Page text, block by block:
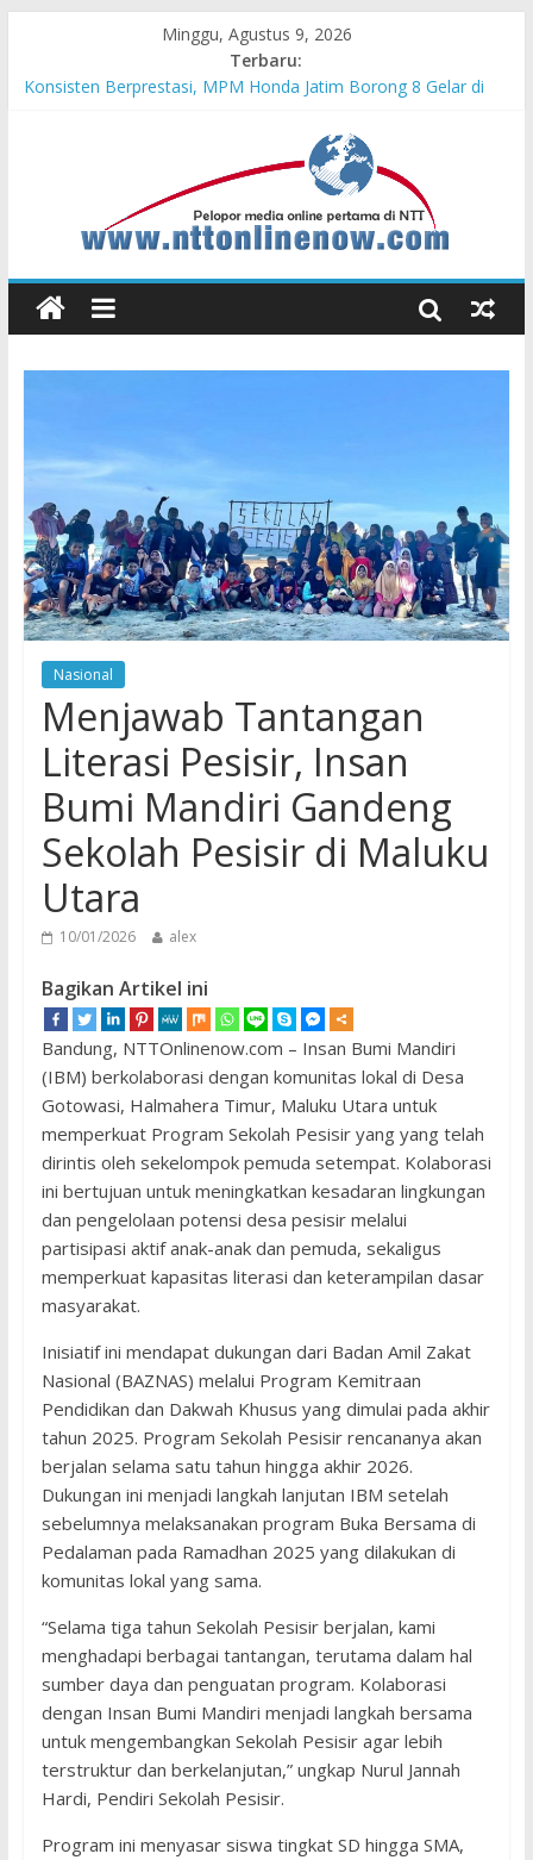
Minggu, Agustus 9, 2026
Terbaru:
Bupati Belu Buka Garuda Sakti Cross Border Fest 2026
Konsisten Berprestasi, MPM Honda Jatim Borong 8 Gelar di
MPM Honda Jatim Kembali Berikan Beasiswa bagi Anak Asuh
MPM Honda Jatim Bersama YBSI Berikan Pemeriksaan dan
Pengobatan Gratis bagi 100 Veteran LVRI
Cross Border, Belu Garda Terdepan NKRI, Harus Jadi Pusat
Pertumbuhan Pariwisata
Nasional
Menjawab Tantangan
Literasi Pesisir, Insan
Bumi Mandiri Gandeng
Sekolah Pesisir di Maluku
Utara
10/01/2026 alex
Bagikan Artikel ini
Bandung, NTTOnlinenow.com – Insan Bumi Mandiri
(IBM) berkolaborasi dengan komunitas lokal di Desa
Gotowasi, Halmahera Timur, Maluku Utara untuk
memperkuat Program Sekolah Pesisir yang yang telah
dirintis oleh sekelompok pemuda setempat. Kolaborasi
ini bertujuan untuk meningkatkan kesadaran lingkungan
dan pengelolaan potensi desa pesisir melalui
partisipasi aktif anak-anak dan pemuda, sekaligus
memperkuat kapasitas literasi dan keterampilan dasar
masyarakat.
Inisiatif ini mendapat dukungan dari Badan Amil Zakat
Nasional (BAZNAS) melalui Program Kemitraan
Pendidikan dan Dakwah Khusus yang dimulai pada akhir
tahun 2025. Program Sekolah Pesisir rencananya akan
berjalan selama satu tahun hingga akhir 2026.
Dukungan ini menjadi langkah lanjutan IBM setelah
sebelumnya melaksanakan program Buka Bersama di
Pedalaman pada Ramadhan 2025 yang dilakukan di
komunitas lokal yang sama.
“Selama tiga tahun Sekolah Pesisir berjalan, kami
menghadapi berbagai tantangan, terutama dalam hal
sumber daya dan penguatan program. Kolaborasi
dengan Insan Bumi Mandiri menjadi langkah bersama
untuk mengembangkan Sekolah Pesisir agar lebih
terstruktur dan berkelanjutan,” ungkap Nurul Jannah
Hardi, Pendiri Sekolah Pesisir.
Program ini menyasar siswa tingkat SD hingga SMA,